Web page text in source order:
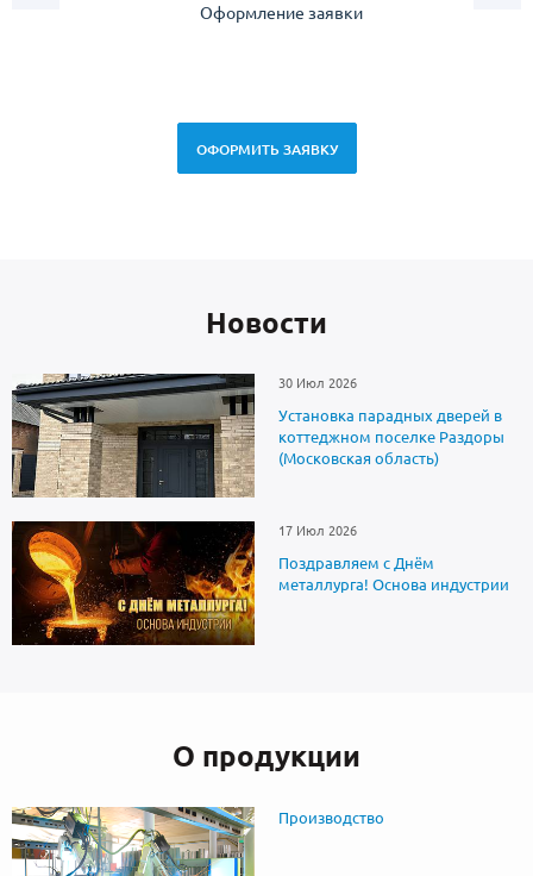
Оформление заявки
ОФОРМИТЬ ЗАЯВКУ
Новоcти
30 Июл 2026
Установка парадных дверей в
коттеджном поселке Раздоры
(Московская область)
17 Июл 2026
Поздравляем с Днём
металлурга! Основа индустрии
О продукции
Производство